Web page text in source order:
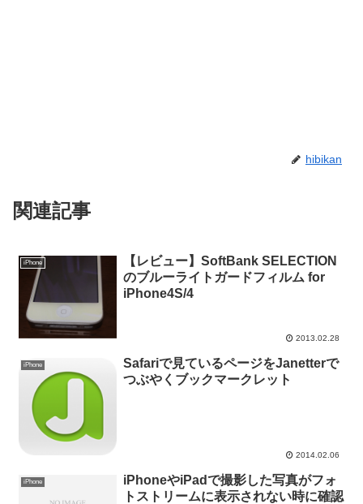
hibikan
関連記事
iPhone
【レビュー】SoftBank SELECTION
のブルーライトガードフィルム for
iPhone4S/4
2013.02.28
iPhone
Safariで見ているページをJanetterで
つぶやくブックマークレット
2014.02.06
iPhone
iPhoneやiPadで撮影した写真がフォ
トストリームに表示されない時に確認